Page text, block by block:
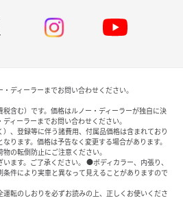
ディーラーまでお問い合わせください。
含む）です。価格はルノー・ディーラーが独自に決
ィーラーまでお問い合わせください。
、登録等に伴う諸費用、付属品価格は含まれており
ります。価格は予告なく変更する場合があります。
の転倒防止にご注意ください。
ます。ご了承ください。 ●ボディカラー、内張り、
件により実車と異なって見えることがありますので
転のしおりを必ずお読みの上、正しくお使いくださ